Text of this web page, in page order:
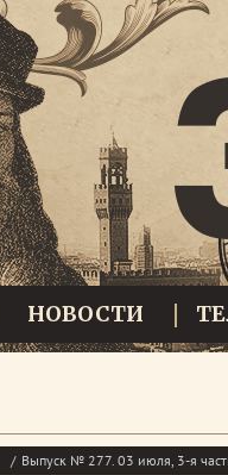
НОВОСТИ
Выпуск № 277. 03 июля, 3-я